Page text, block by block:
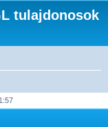
tulajdonosok